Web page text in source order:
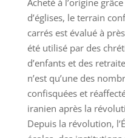
Acheté à l’origine
d’églises, le terrain
carrés est évalué à
été utilisé par des
d’enfants et des
n’est qu’une des
confisquées et
iranien après la
Depuis la révolution,